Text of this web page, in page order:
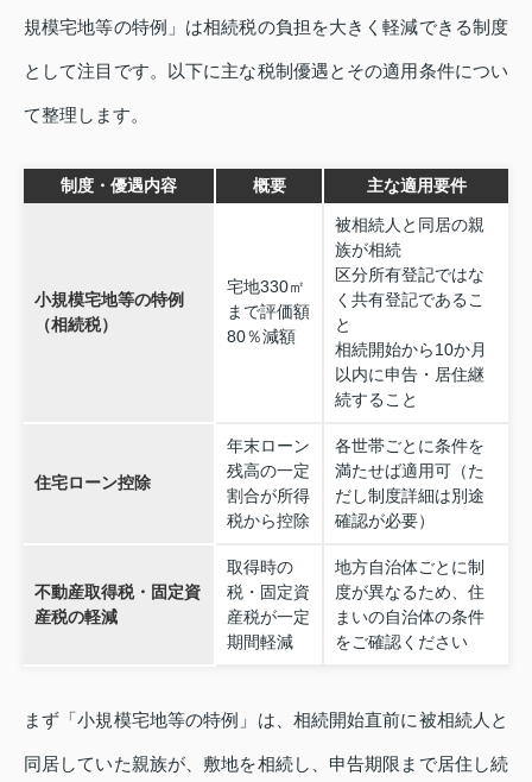
規模宅地等の特例」は相続税の負担を大きく軽減できる制度
として注目です。以下に主な税制優遇とその適用条件につい
て整理します。
制度・優遇内容 概要 主な適用要件
小規模宅地等の特例
（相続税）
宅地330㎡
まで評価額
80％減額
被相続人と同居の親
族が相続
区分所有登記ではな
く共有登記であるこ
と
相続開始から10か月
以内に申告・居住継
続すること
住宅ローン控除
年末ローン
残高の一定
割合が所得
税から控除
各世帯ごとに条件を
満たせば適用可（た
だし制度詳細は別途
確認が必要）
不動産取得税・固定資
産税の軽減
取得時の
税・固定資
産税が一定
期間軽減
地方自治体ごとに制
度が異なるため、住
まいの自治体の条件
をご確認ください
まず「小規模宅地等の特例」は、相続開始直前に被相続人と
同居していた親族が、敷地を相続し、申告期限まで居住し続